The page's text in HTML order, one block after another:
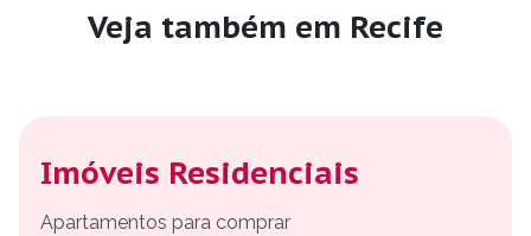
Veja também em Recife
Imóveis Residenciais
Apartamentos para comprar